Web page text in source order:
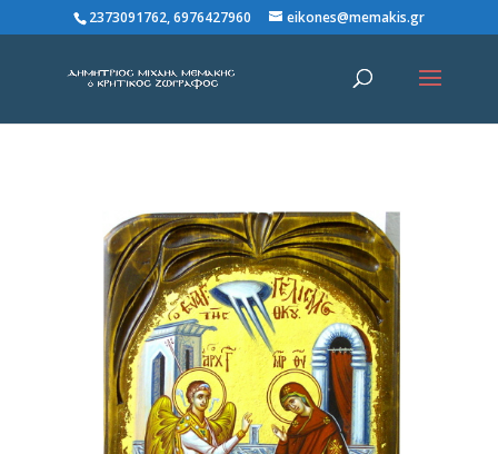
2373091762, 6976427960 eikones@memakis.gr